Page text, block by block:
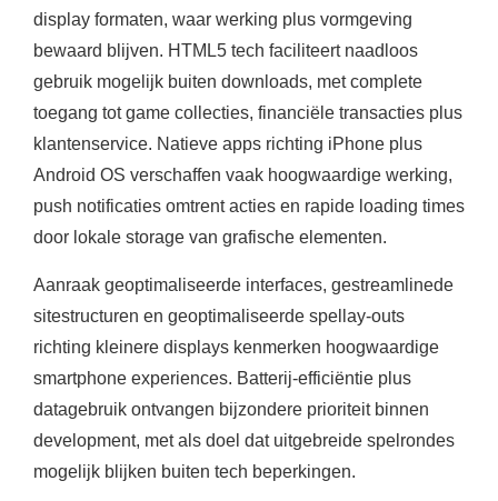
display formaten, waar werking plus vormgeving
bewaard blijven. HTML5 tech faciliteert naadloos
gebruik mogelijk buiten downloads, met complete
toegang tot game collecties, financiële transacties plus
klantenservice. Natieve apps richting iPhone plus
Android OS verschaffen vaak hoogwaardige werking,
push notificaties omtrent acties en rapide loading times
door lokale storage van grafische elementen.
Aanraak geoptimaliseerde interfaces, gestreamlinede
sitestructuren en geoptimaliseerde spellay-outs
richting kleinere displays kenmerken hoogwaardige
smartphone experiences. Batterij-efficiëntie plus
datagebruik ontvangen bijzondere prioriteit binnen
development, met als doel dat uitgebreide spelrondes
mogelijk blijken buiten tech beperkingen.